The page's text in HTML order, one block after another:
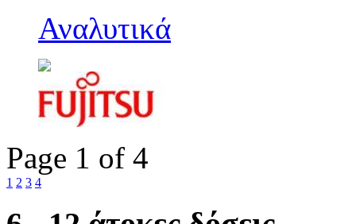
Αναλυτικά
Page 1 of 4
1 2 3 4